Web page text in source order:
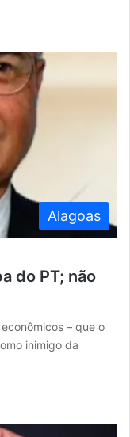
Alagoas
do PT; não
– que o
inimigo da